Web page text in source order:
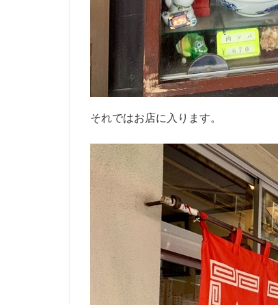
それではお店に入ります。